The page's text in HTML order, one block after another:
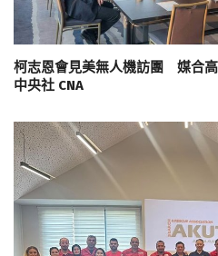
柯志恩會見美無人機訪團 媒合
中央社 CNA